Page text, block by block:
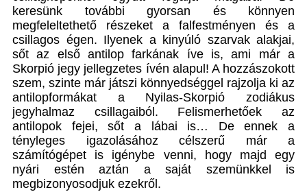
keresünk további gyorsan és könnyen
megfeleltethető részeket a falfestményen és a
csillagos égen. Ilyenek a kinyúló szarvak alakjai,
sőt az első antilop farkának íve is, ami már a
Skorpió jegy jellegzetes ívén alapul! A hozzászokott
szem, szinte már játszi könnyedséggel rajzolja ki az
antilopformákat a Nyilas-Skorpió zodiákus
jegyhalmaz csillagaiból. Felismerhetőek az
antilopok fejei, sőt a lábai is… De ennek a
tényleges igazolásához célszerű már a
számítógépet is igénybe venni, hogy majd egy
nyári estén aztán a saját szemünkkel is
megbizonyosodjuk ezekről.